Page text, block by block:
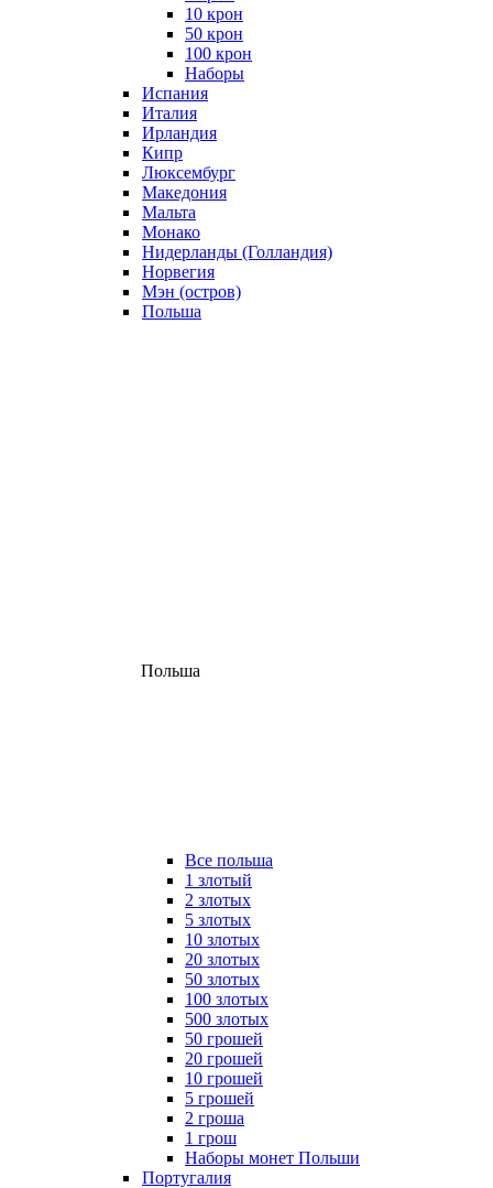
10 крон
50 крон
100 крон
Наборы
Испания
Италия
Ирландия
Кипр
Люксембург
Македония
Мальта
Монако
Нидерланды (Голландия)
Норвегия
Мэн (остров)
Польша
Польша
Все польша
1 злотый
2 злотых
5 злотых
10 злотых
20 злотых
50 злотых
100 злотых
500 злотых
50 грошей
20 грошей
10 грошей
5 грошей
2 гроша
1 грош
Наборы монет Польши
Португалия